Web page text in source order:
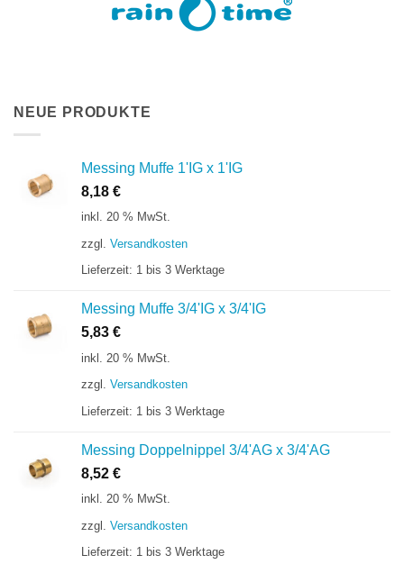
NEUE PRODUKTE
Messing Muffe 1'IG x 1'IG
8,18 €
inkl. 20 % MwSt.
zzgl. Versandkosten
Lieferzeit: 1 bis 3 Werktage
Messing Muffe 3/4'IG x 3/4'IG
5,83 €
inkl. 20 % MwSt.
zzgl. Versandkosten
Lieferzeit: 1 bis 3 Werktage
Messing Doppelnippel 3/4'AG x 3/4'AG
8,52 €
inkl. 20 % MwSt.
zzgl. Versandkosten
Lieferzeit: 1 bis 3 Werktage